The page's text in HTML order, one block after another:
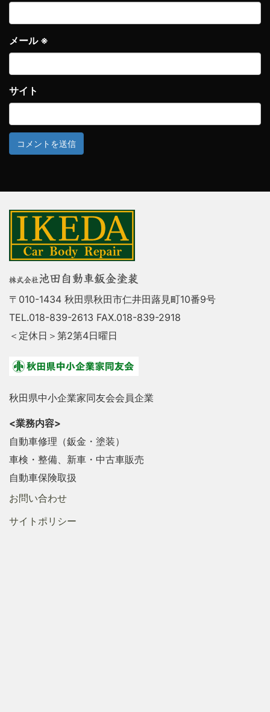
メール ※
サイト
〒010-1434 秋田県秋田市仁井田蕗見町10番9号
TEL.018-839-2613 FAX.018-839-2918
＜定休日＞第2第4日曜日
秋田県中小企業家同友会会員企業
<業務内容>
自動車修理（鈑金・塗装）
車検・整備、新車・中古車販売
自動車保険取扱
お問い合わせ
サイトポリシー